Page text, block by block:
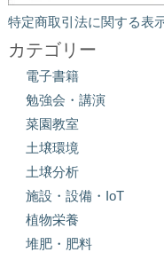
特定商取引法に関する表
カテゴリー
電子書籍
勉強会・講演
菜園教室
土壌環境
土壌分析
施設・設備・IoT
植物栄養
堆肥・肥料